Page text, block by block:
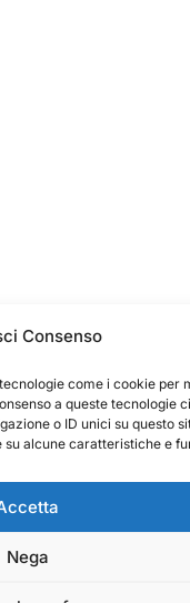
Consenso
come i cookie per
a queste tecnologie
o ID unici su questo
alcune caratteristiche e
Nega